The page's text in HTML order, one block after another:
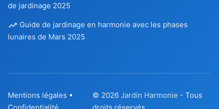
de jardinage 2025
Guide de jardinage en harmonie avec les phases
lunaires de Mars 2025
Mentions légales •
Confidentialité
© 2026Jardin Harmonie - Tous
droits réservés